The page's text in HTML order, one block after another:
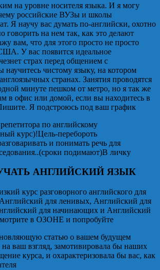
на уровне носителя языка. И я могу
российские ВУЗы и школы
Я научу вас думать по-английски, охотно
говорить на нем так, как это делают
вам, что для этого просто не просто
У вас появится идеальное
страх перед общением с
чистому языку, на котором
странах. Занятия проводятся
минуте пешком от метро, но я так же
в офис или домой, если вы находитесь в
Я подстроюсь под ваш график
по английскому
курс)!Цель-перебороть
и понимать речь для
подимают)В личку
АНГЛИЙСКИЙ ЯЗЫК
курс разговорного английского для
для ленивых, Английский для
для начинающих и Английский
в ОЗОНЕ и попробуйте
статью о вашем будущем
на ваш взгляд, замотивировала бы наших
курса, и охарактеризовала бы вас, как